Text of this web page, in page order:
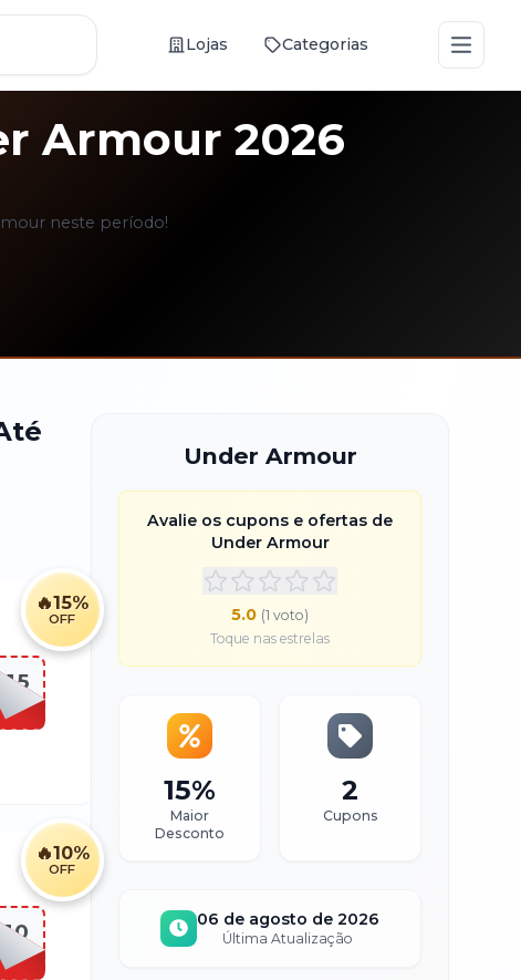
Lojas Categorias Abrir
Armour 2026
neste período!
🔥15%
OFF
🔥10%
OFF
Under Armour
Avalie os cupons e ofertas de
Under Armour
5.0 (1 voto)
Toque nas estrelas
15%
Maior
Desconto
2
Cupons
06 de agosto de 2026
Última Atualização